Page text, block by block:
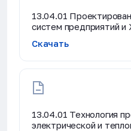
13.04.01
систем предприятий
Скачать
13.04.01 Технология
электрической и